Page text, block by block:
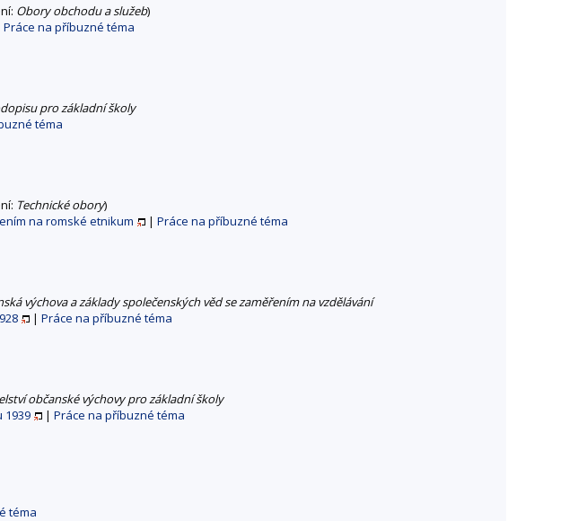
Obory obchodu a služeb)
Práce na příbuzné téma
pro základní školy
téma
Technické obory)
na romské etnikum | Práce na příbuzné téma
výchova a základy společenských věd se zaměřením na vzdělávání
| Práce na příbuzné téma
občanské výchovy pro základní školy
1939 | Práce na příbuzné téma
téma